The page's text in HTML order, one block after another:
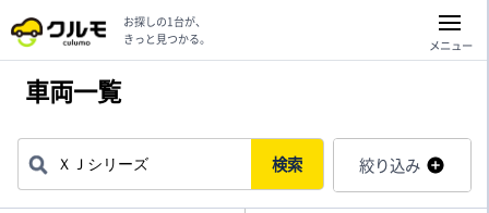
お探しの1台が、
きっと見つかる。
メニュー
車両一覧
検索 絞り込み